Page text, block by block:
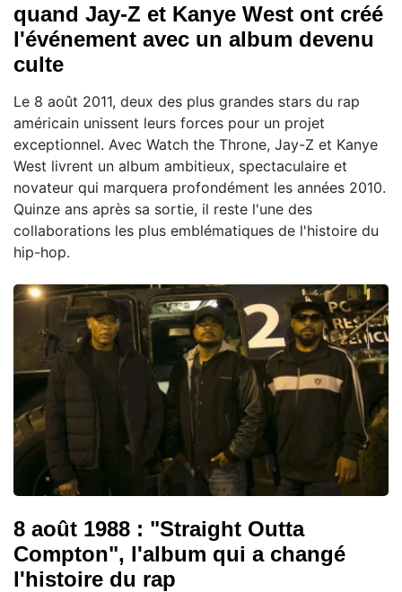
quand Jay-Z et Kanye West ont créé
l'événement avec un album devenu
culte
Le 8 août 2011, deux des plus grandes stars du rap
américain unissent leurs forces pour un projet
exceptionnel. Avec Watch the Throne, Jay-Z et Kanye
West livrent un album ambitieux, spectaculaire et
novateur qui marquera profondément les années 2010.
Quinze ans après sa sortie, il reste l'une des
collaborations les plus emblématiques de l'histoire du
hip-hop.
8 août 1988 : "Straight Outta
Compton", l'album qui a changé
l'histoire du rap